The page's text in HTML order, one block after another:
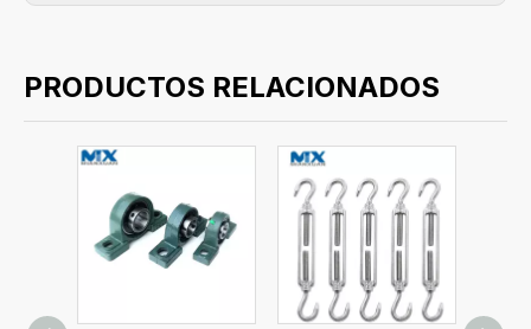
PRODUCTOS RELACIONADOS